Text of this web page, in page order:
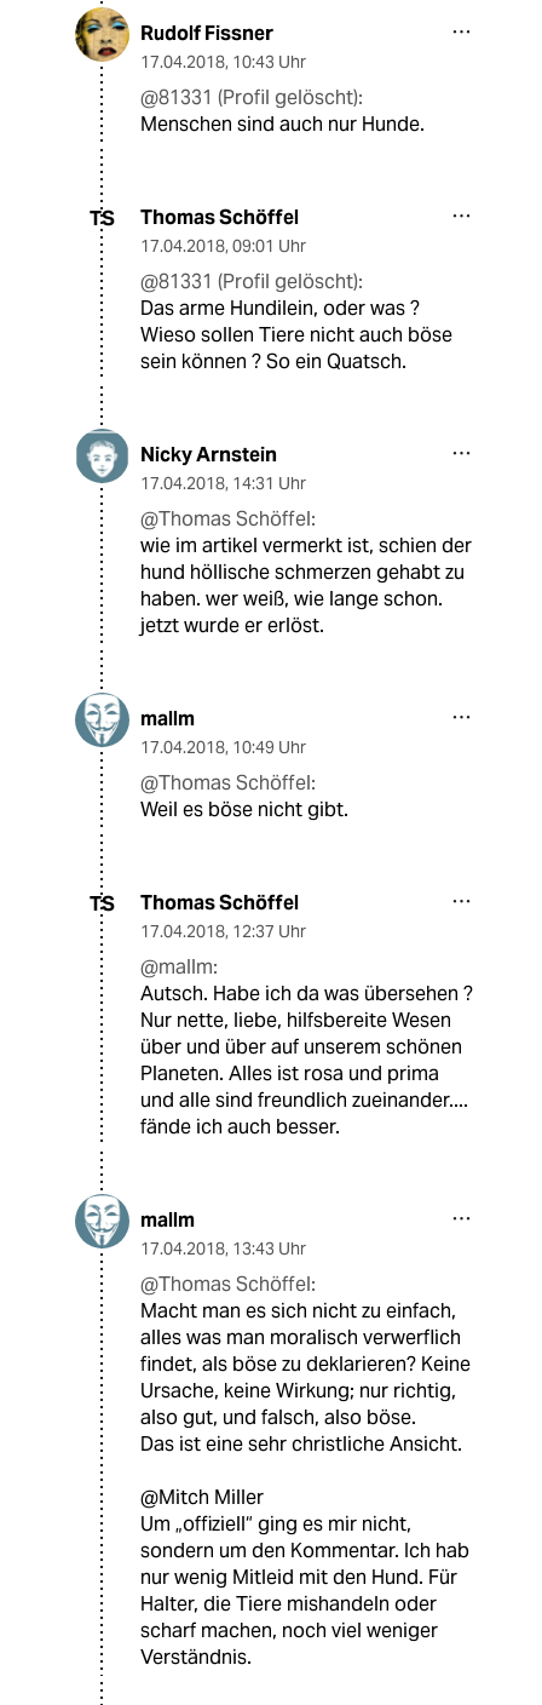
Rudolf Fissner
17.04.2018, 10:43 Uhr
@81331 (Profil gelöscht):
Menschen sind auch nur Hunde.
TS Thomas Schöffel
17.04.2018, 09:01 Uhr
@81331 (Profil gelöscht):
Das arme Hundilein, oder was ?
Wieso sollen Tiere nicht auch böse
sein können ? So ein Quatsch.
Nicky Arnstein
17.04.2018, 14:31 Uhr
@Thomas Schöffel:
wie im artikel vermerkt ist, schien der
hund höllische schmerzen gehabt zu
haben. wer weiß, wie lange schon.
jetzt wurde er erlöst.
mallm
17.04.2018, 10:49 Uhr
@Thomas Schöffel:
Weil es böse nicht gibt.
TS Thomas Schöffel
17.04.2018, 12:37 Uhr
@mallm:
Autsch. Habe ich da was übersehen ?
Nur nette, liebe, hilfsbereite Wesen
über und über auf unserem schönen
Planeten. Alles ist rosa und prima
und alle sind freundlich zueinander....
fände ich auch besser.
mallm
17.04.2018, 13:43 Uhr
@Thomas Schöffel:
Macht man es sich nicht zu einfach,
alles was man moralisch verwerflich
findet, als böse zu deklarieren? Keine
Ursache, keine Wirkung; nur richtig,
also gut, und falsch, also böse.
Das ist eine sehr christliche Ansicht.
@Mitch Miller
Um „offiziell“ ging es mir nicht,
sondern um den Kommentar. Ich hab
nur wenig Mitleid mit den Hund. Für
Halter, die Tiere mishandeln oder
scharf machen, noch viel weniger
Verständnis.